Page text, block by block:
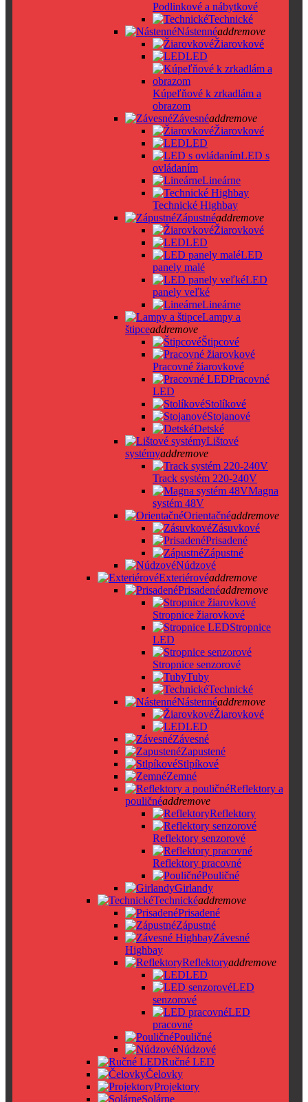
Podlinkové a nábytkové
Technické
Nástennéaddremove
Žiarovkové
LED
Kúpeľňové k zrkadlám a
obrazom
Závesnéaddremove
Žiarovkové
LED
LED s
ovládaním
Lineárne
Technické Highbay
Zápustnéaddremove
Žiarovkové
LED
LED
panely malé
LED
panely veľké
Lineárne
Lampy a
štipceaddremove
Štipcové
Pracovné žiarovkové
Pracovné
LED
Stolíkové
Stojanové
Detské
Lištové
systémyaddremove
Track systém 220-240V
Magna
systém 48V
Orientačnéaddremove
Zásuvkové
Prisadené
Zápustné
Núdzové
Exteriérovéaddremove
Prisadenéaddremove
Stropnice žiarovkové
Stropnice
LED
Stropnice senzorové
Tuby
Technické
Nástennéaddremove
Žiarovkové
LED
Závesné
Zapustené
Stlpíkové
Zemné
Reflektory a
pouličnéaddremove
Reflektory
Reflektory senzorové
Reflektory pracovné
Pouličné
Girlandy
Technickéaddremove
Prisadené
Zápustné
Závesné
Highbay
Reflektoryaddremove
LED
LED
senzorové
LED
pracovné
Pouličné
Núdzové
Ručné LED
Čelovky
Projektory
Solárne